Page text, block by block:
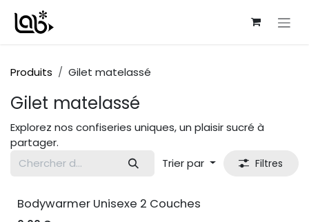
Produits Gilet matelassé
Gilet matelassé
Explorez nos confiseries uniques, un plaisir sucré à
partager.
Trier par
Filtres
Bodywarmer Unisexe 2 Couches